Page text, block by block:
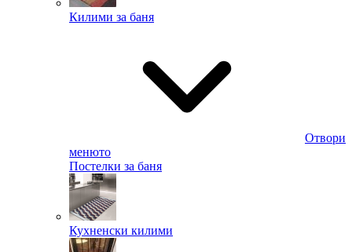
Килими за баня
Отвори
менюто
Постелки за баня
Кухненски килими